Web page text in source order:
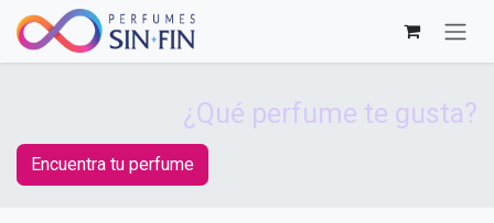
Ir al contenido
¿Qué perfume te gusta?
Encuentra tu perfume